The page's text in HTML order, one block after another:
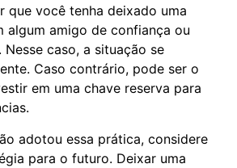
que você tenha deixado uma
algum amigo de confiança ou
caso, a situação se
Caso contrário, pode ser o
em uma chave reserva para
adotou essa prática, considere
para o futuro. Deixar uma